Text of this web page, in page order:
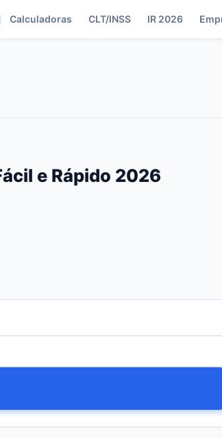
Calculadoras CLT/INSS IR 2026
e Rápido 2026